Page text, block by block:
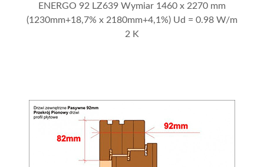
ENERGO 92 LZ639 Wymiar 1460 x 2270 mm
(1230mm+18,7% x 2180mm+4,1%) Ud = 0.98 W/m
2 K